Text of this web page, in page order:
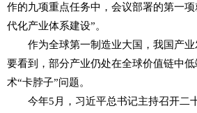
作的九项重点任务中，会议部署的第一
代化产业体系建设”。
作为全球第一制造业大国，我国产业
要看到，部分产业仍处在全球价值链中
术“卡脖子”问题。
今年5月，习近平总书记主持召开二